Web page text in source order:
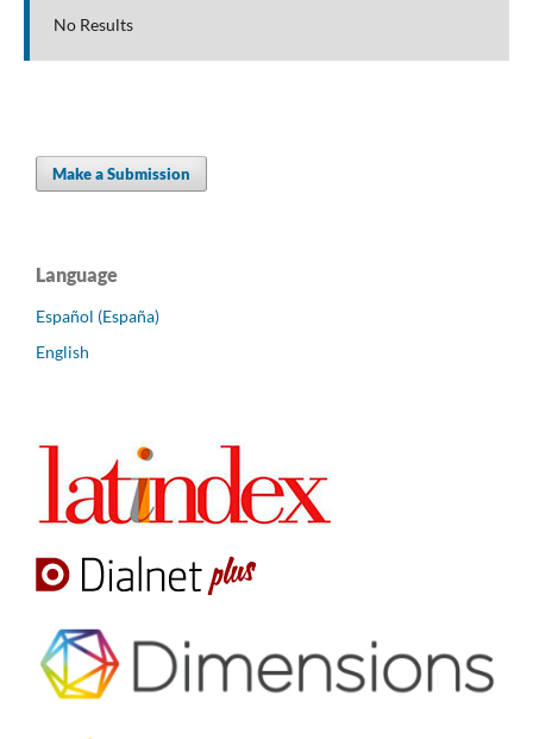
No Results
Make a Submission
Language
Español (España)
English